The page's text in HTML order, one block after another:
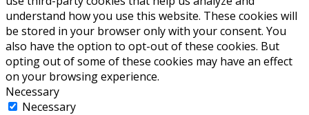
understand how you use this website. These cookies will
be stored in your browser only with your consent. You
also have the option to opt-out of these cookies. But
opting out of some of these cookies may have an effect
on your browsing experience.
Necessary
Necessary